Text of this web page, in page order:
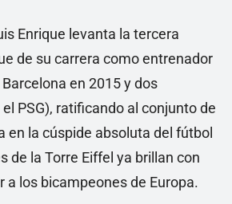
Enrique levanta la tercera
de su carrera como entrenador
en 2015 y dos
PSG), ratificando al conjunto de
en la cúspide absoluta del fútbol
de la Torre Eiffel ya brillan con
a los bicampeones de Europa.